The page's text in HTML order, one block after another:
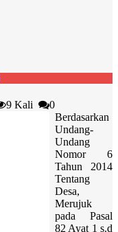
9 Kali
0
Berdasarkan
Undang-
Undang
Nomor 6
Tahun 2014
Tentang
Desa,
Merujuk
pada Pasal
82 Ayat 1 s.d